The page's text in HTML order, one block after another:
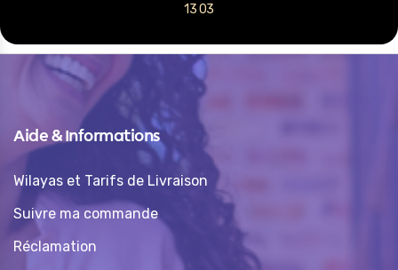
13 03
Aide & Informations
Wilayas et Tarifs de Livraison
Suivre ma commande
Réclamation